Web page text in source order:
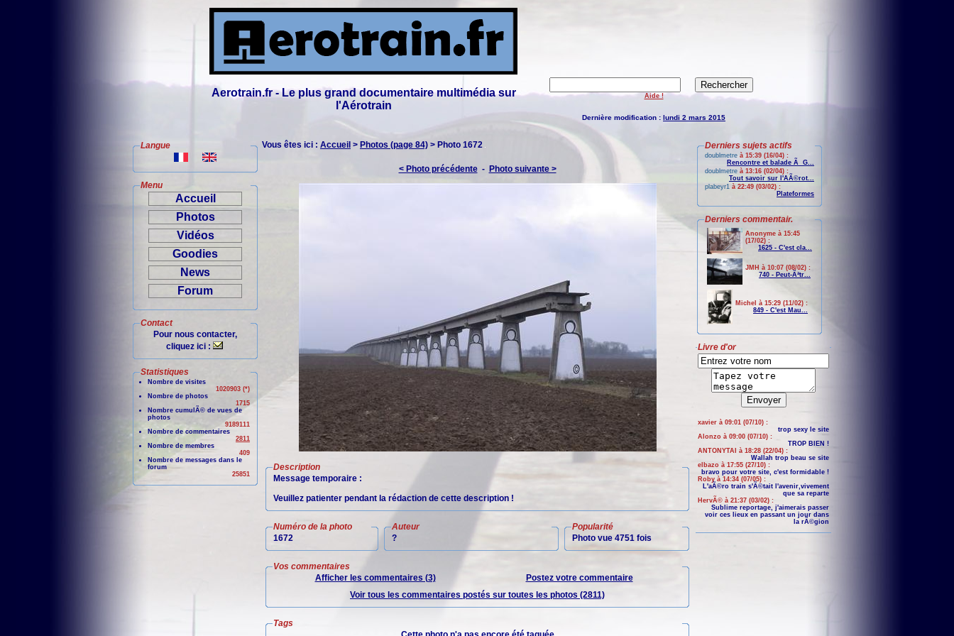
Aerotrain.fr - Le plus grand documentaire multimédia sur
l'Aérotrain
Aide !
Dernière modification : lundi 2 mars 2015
Langue
Menu
Accueil
Photos
Vidéos
Goodies
News
Forum
Contact
Pour nous contacter,
cliquez ici :
Statistiques
Nombre de visites
1020903 (*)
Nombre de photos
1715
Nombre cumulÃ© de vues de
photos
9189111
Nombre de commentaires
2811
Nombre de membres
409
Nombre de messages dans le
forum
25851
Vous êtes ici : Accueil > Photos (page 84) > Photo 1672
< Photo précédente- Photo suivante >
Description
Message temporaire :
Veuillez patienter pendant la rédaction de cette description !
Numéro de la photo
1672
Auteur
?
Popularité
Photo vue 4751 fois
Vos commentaires
Afficher les commentaires (3)
Postez votre commentaire
Voir tous les commentaires postés sur toutes les photos (2811)
Tags
Derniers sujets actifs
doublmetre à 15:39 (16/04) :
Rencontre et balade Ã G...
doublmetre à 13:16 (02/04) :
Tout savoir sur l'AÃ©rot...
plabeyr1 à 22:49 (03/02) :
Plateformes
Derniers commentair.
Anonyme à 15:45
(17/02) :
1625 - C'est cla...
JMH à 10:07 (08/02) :
740 - Peut-Ãªtr...
Michel à 15:29 (11/02) :
849 - C'est Mau...
Livre d'or
xavier à 09:01 (07/10) :
trop sexy le site
Alonzo à 09:00 (07/10) :
TROP BIEN !
ANTONYTAI à 18:28 (22/04) :
Wallah trop beau se site
elbazo à 17:55 (27/10) :
bravo pour votre site, c'est formidable !
Roby à 14:34 (07/05) :
L'aÃ©ro train s'Ã©tait l'avenir,vivement
que sa reparte
HervÃ© à 21:37 (03/02) :
Sublime reportage, j'aimerais passer
voir ces lieux en passant un jour dans
la rÃ©gion